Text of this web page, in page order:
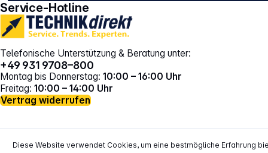
Service-Hotline
Telefonische Unterstützung & Beratung unter:
+49 931 9708–800
Montag bis Donnerstag: 10:00 – 16:00 Uhr
Freitag: 10:00 – 14:00 Uhr
Vertrag widerrufen
Diese Website verwendet Cookies, um eine bestmögliche Erfahrung